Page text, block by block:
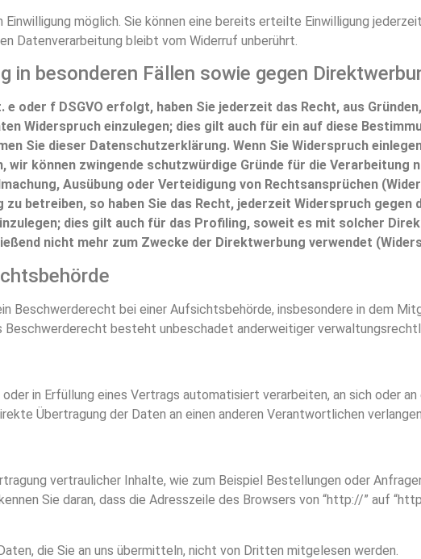
möglich. Sie können eine bereits erteilte Einwilligung
Datenverarbeitung bleibt vom Widerruf unberührt.
in besonderen Fällen sowie gegen
oder f DSGVO erfolgt, haben Sie jederzeit das Recht, aus
Widerspruch einzulegen; dies gilt auch für ein auf diese
Sie dieser Datenschutzerklärung. Wenn Sie Widerspruch
können zwingende schutzwürdige Gründe für die Verarbeitung
Ausübung oder Verteidigung von Rechtsansprüchen
betreiben, so haben Sie das Recht, jederzeit Widerspruch
dies gilt auch für das Profiling, soweit es mit solcher
nicht mehr zum Zwecke der Direktwerbung verwendet
Beschwerderecht bei einer Aufsichtsbehörde, insbesondere in dem
besteht unbeschadet anderweitiger
in Erfüllung eines Vertrags automatisiert verarbeiten, an sich oder
Übertragung der Daten an einen anderen Verantwortlichen
vertraulicher Inhalte, wie zum Beispiel Bestellungen oder
Sie daran, dass die Adresszeile des Browsers von “http://” auf
die Sie an uns übermitteln, nicht von Dritten mitgelesen werden.